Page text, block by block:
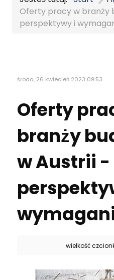
Oferty pracy w branży
perspektywy i
środa, 26 kwiecień 2023 09:53
Oferty
branży
w Austrii -
wielkość